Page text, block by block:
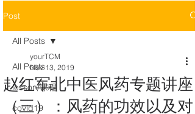
Post
All Posts
lesson/课程
covid19
All Posts
赵红军北中医风药专题讲座
（三）：风药的功效以及对
yourTCM
Nov 13, 2019